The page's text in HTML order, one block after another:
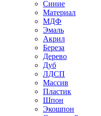
Синие
Материал
МДФ
Эмаль
Акрил
Береза
Дерево
Дуб
ЛДСП
Массив
Пластик
Шпон
Экошпон